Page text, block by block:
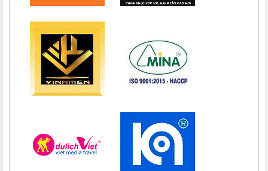
Chúc mừng bổn mạng Chị Maria Vũ Thị Hà 15/08
Chúc mừng bổn mạng Chị Maria Nguyễn Thị Thành 15/08
Chúc mừng bổn mạng Chị Maria Lai Thị Lan Anh 15/08
Chúc mừng bổn mạng Chị Maria Nguyễn Thị Thuận 15/08
Chúc mừng bổn mạng Chị Maria Đỗ Thị Nguyệt 15/08